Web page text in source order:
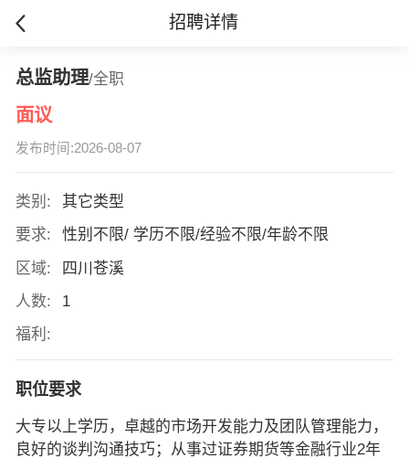
招聘详情
总监助理/全职
面议
发布时间:2026-08-07
类别:
其它类型
要求:
性别不限/ 学历不限/经验不限/年龄不限
区域:
四川苍溪
人数:
1
福利:
职位要求
大专以上学历，卓越的市场开发能力及团队管理能力，
良好的谈判沟通技巧；从事过证券期货等金融行业2年